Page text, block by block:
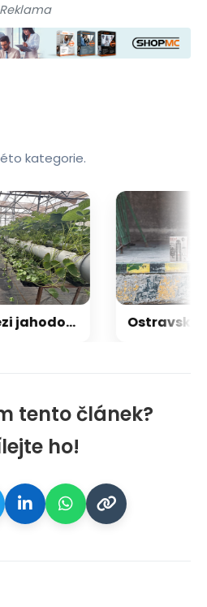
tento článek?
ho!
Reklama
kategorie.
Indie chce mezi jahodové velmoci, sází na vědu a moderní způsob pěstování